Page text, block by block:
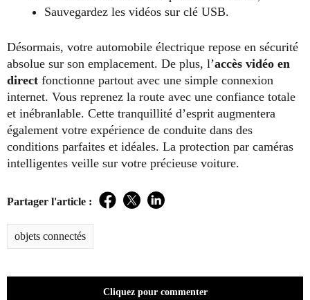
Sauvegardez les vidéos sur clé USB.
Désormais, votre automobile électrique repose en sécurité
absolue sur son emplacement. De plus, l’accès vidéo en
direct fonctionne partout avec une simple connexion
internet. Vous reprenez la route avec une confiance totale
et inébranlable. Cette tranquillité d’esprit augmentera
également votre expérience de conduite dans des
conditions parfaites et idéales. La protection par caméras
intelligentes veille sur votre précieuse voiture.
Partager l'article : Facebook
TwitterLinkedIn
objets connectés
Cliquez pour commenter